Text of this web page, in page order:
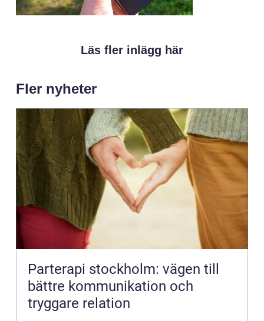
Läs fler inlägg här
Fler nyheter
Parterapi stockholm: vägen till
bättre kommunikation och
tryggare relation